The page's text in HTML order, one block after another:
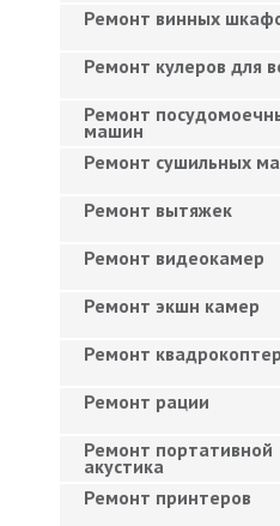
Ремонт винных
Ремонт кулеров для
Ремонт
машин
Ремонт сушильных
Ремонт вытяжек
Ремонт видеокамер
Ремонт экшн камер
Ремонт
Ремонт рации
Ремонт портативной
акустика
Ремонт принтеров